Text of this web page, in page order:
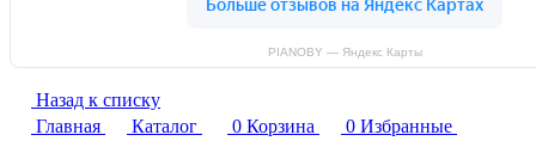
PIANOBY — Яндекс Карты
Назад к списку
Главная
Каталог 0 Корзина 0 Избранные